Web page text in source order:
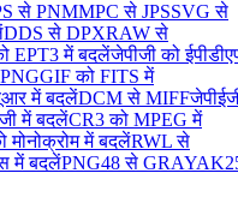
से PNMMPC से JPSSVG से
DDS से DPXRAW से
EPT3 में बदलेंजेपीजी को
GIF को FITS में
में बदलेंDCM से MIFF
में बदलेंCR3 को MPEG में
मोनोक्रोम में बदलेंRWL से
में बदलेंPNG48 से GRAYA